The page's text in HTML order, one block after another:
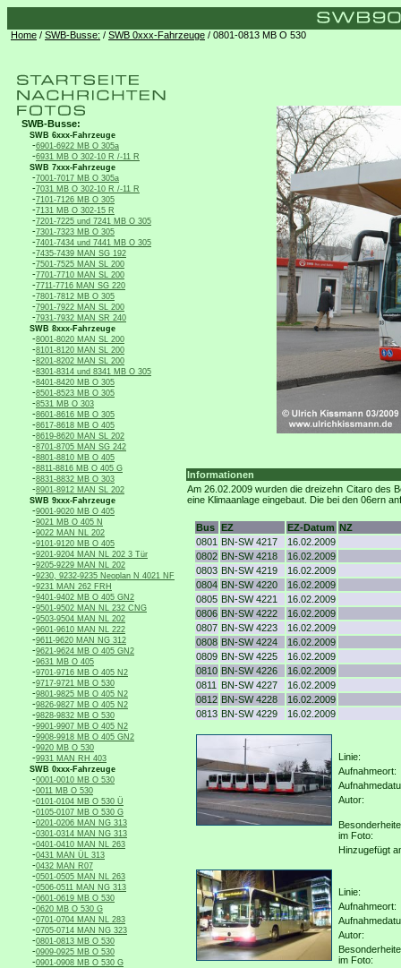
Home / SWB-Busse: / SWB 0xxx-Fahrzeuge / 0801-0813 MB O 530
SWB-Busse:
SWB 6xxx-Fahrzeuge
-6901-6922 MB O 305a
-6931 MB O 302-10 R /-11 R
SWB 7xxx-Fahrzeuge
-7001-7017 MB O 305a
-7031 MB O 302-10 R /-11 R
-7101-7126 MB O 305
-7131 MB O 302-15 R
-7201-7225 und 7241 MB O 305
-7301-7323 MB O 305
-7401-7434 und 7441 MB O 305
-7435-7439 MAN SG 192
-7501-7525 MAN SL 200
-7701-7710 MAN SL 200
-7711-7716 MAN SG 220
-7801-7812 MB O 305
-7901-7922 MAN SL 200
-7931-7932 MAN SR 240
SWB 8xxx-Fahrzeuge
-8001-8020 MAN SL 200
-8101-8120 MAN SL 200
-8201-8202 MAN SL 200
-8301-8314 und 8341 MB O 305
-8401-8420 MB O 305
-8501-8523 MB O 305
-8531 MB O 303
-8601-8616 MB O 305
-8617-8618 MB O 405
-8619-8620 MAN SL 202
-8701-8705 MAN SG 242
-8801-8810 MB O 405
-8811-8816 MB O 405 G
-8831-8832 MB O 303
-8901-8912 MAN SL 202
SWB 9xxx-Fahrzeuge
-9001-9020 MB O 405
-9021 MB O 405 N
-9022 MAN NL 202
-9101-9120 MB O 405
-9201-9204 MAN NL 202 3 Tür
-9205-9229 MAN NL 202
-9230, 9232-9235 Neoplan N 4021 NF
-9231 MAN 262 FRH
-9401-9402 MB O 405 GN2
-9501-9502 MAN NL 232 CNG
-9503-9504 MAN NL 202
-9601-9610 MAN NL 222
-9611-9620 MAN NG 312
-9621-9624 MB O 405 GN2
-9631 MB O 405
-9701-9716 MB O 405 N2
-9717-9721 MB O 530
-9801-9825 MB O 405 N2
-9826-9827 MB O 405 N2
-9828-9832 MB O 530
-9901-9907 MB O 405 N2
-9908-9918 MB O 405 GN2
-9920 MB O 530
-9931 MAN RH 403
SWB 0xxx-Fahrzeuge
-0001-0010 MB O 530
-0011 MB O 530
-0101-0104 MB O 530 Ü
-0105-0107 MB O 530 G
-0201-0206 MAN NG 313
-0301-0314 MAN NG 313
-0401-0410 MAN NL 263
-0431 MAN ÜL 313
-0432 MAN R07
-0501-0505 MAN NL 263
-0506-0511 MAN NG 313
-0601-0619 MB O 530
-0620 MB O 530 G
-0701-0704 MAN NL 283
-0705-0714 MAN NG 323
-0801-0813 MB O 530
-0909-0925 MB O 530
-0901-0908 MB O 530 G
Informationen
Am 26.02.2009 wurden die dreizehn Citaro des
eine Klimaanlage eingebaut. Die bei den 06ern
Bus EZ EZ-Datum NZ
0801 BN-SW 4217
16.02.2009
0802 BN-SW 4218
16.02.2009
0803 BN-SW 4219
16.02.2009
0804 BN-SW 4220
16.02.2009
0805 BN-SW 4221
16.02.2009
0806 BN-SW 4222
16.02.2009
0807 BN-SW 4223
16.02.2009
0808 BN-SW 4224
16.02.2009
0809 BN-SW 4225
16.02.2009
0810 BN-SW 4226
16.02.2009
0811
BN-SW 4227
16.02.2009
0812 BN-SW 4228
16.02.2009
0813 BN-SW 4229 16.02.2009
Linie:
Aufnahmeort:
Autor:
im Foto:
Hinzugefügt
Linie:
Aufnahmeort:
Autor:
im Foto: